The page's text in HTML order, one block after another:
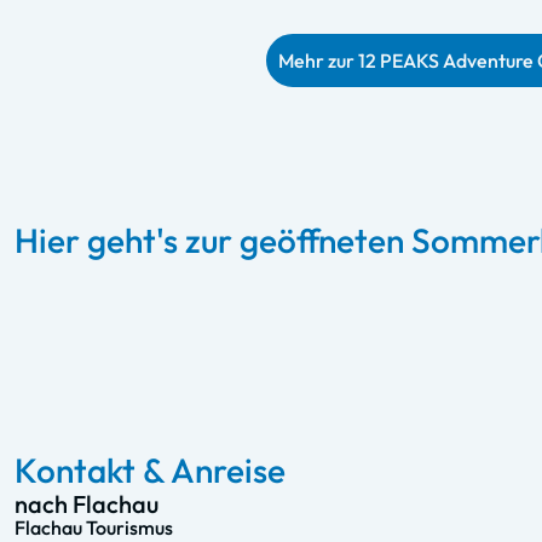
Mehr zur 12 PEAKS Adventure
Hier geht's zur geöffneten
Starjet 1 & 2 – Flachau
Kontakt & Anreise
nach Flachau
Flachau Tourismus